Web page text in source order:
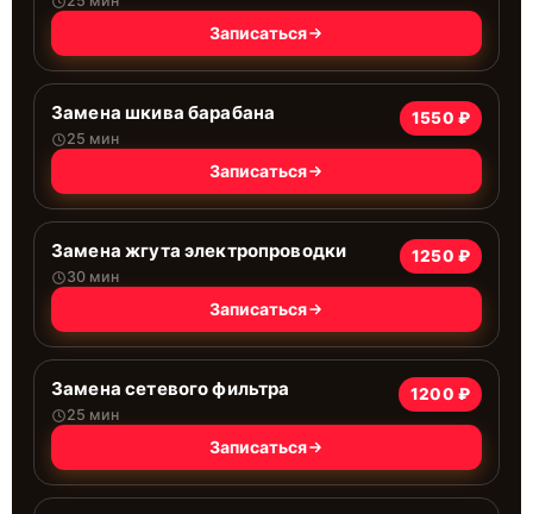
Записаться
Замена шкива барабана
25 мин
1550 ₽
Записаться
Замена жгута электропроводки
30 мин
1250 ₽
Записаться
Замена сетевого фильтра
25 мин
1200 ₽
Записаться